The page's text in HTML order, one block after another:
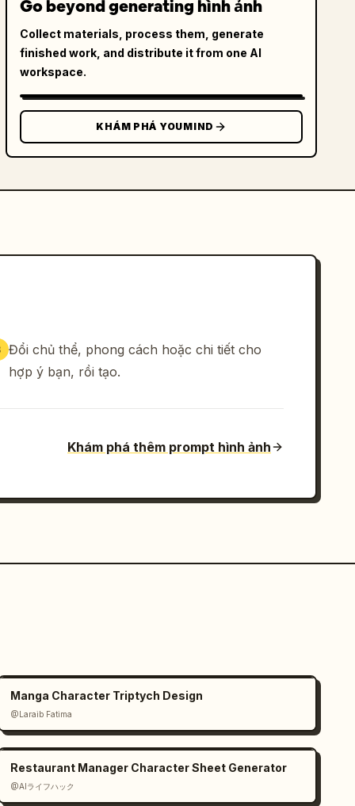
Go beyond generating hình ảnh
Collect materials, process them, generate
finished work, and distribute it from one AI
workspace.
KHÁM PHÁ YOUMIND
Đổi chủ thể, phong cách hoặc chi tiết cho
hợp ý bạn, rồi tạo.
Khám phá thêm prompt hình ảnh
Manga Character Triptych Design
@Laraib Fatima‎
Restaurant Manager Character Sheet Generator
@AIライフハック